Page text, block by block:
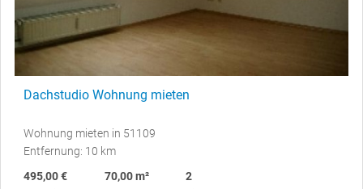
Dachstudio Wohnung mieten
Wohnung mieten in 51109
Entfernung: 10 km
495,00 €
70,00 m²
2